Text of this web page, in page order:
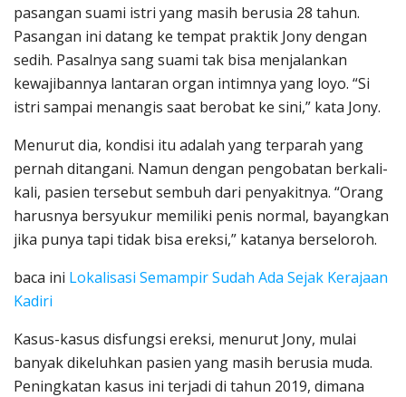
pasangan suami istri yang masih berusia 28 tahun.
Pasangan ini datang ke tempat praktik Jony dengan
sedih. Pasalnya sang suami tak bisa menjalankan
kewajibannya lantaran organ intimnya yang loyo. “Si
istri sampai menangis saat berobat ke sini,” kata Jony.
Menurut dia, kondisi itu adalah yang terparah yang
pernah ditangani. Namun dengan pengobatan berkali-
kali, pasien tersebut sembuh dari penyakitnya. “Orang
harusnya bersyukur memiliki penis normal, bayangkan
jika punya tapi tidak bisa ereksi,” katanya berseloroh.
baca ini Lokalisasi Semampir Sudah Ada Sejak Kerajaan
Kadiri
Kasus-kasus disfungsi ereksi, menurut Jony, mulai
banyak dikeluhkan pasien yang masih berusia muda.
Peningkatan kasus ini terjadi di tahun 2019, dimana